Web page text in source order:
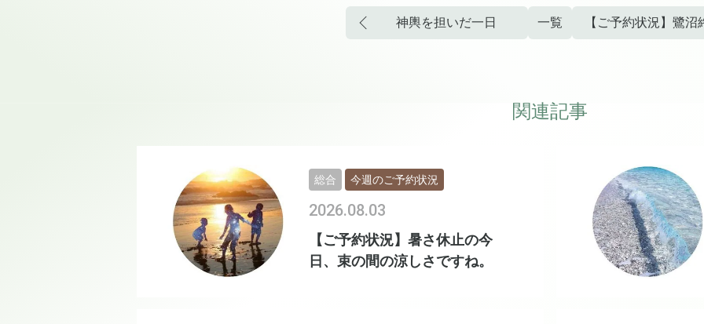
神輿を担いだ一日 一覧 【ご予約状況】鷺沼
関連記事
【ご予約状況】暑さ休止の今
日、束の間の涼しさですね。
2026.08.03
総合 今週のご予約状況